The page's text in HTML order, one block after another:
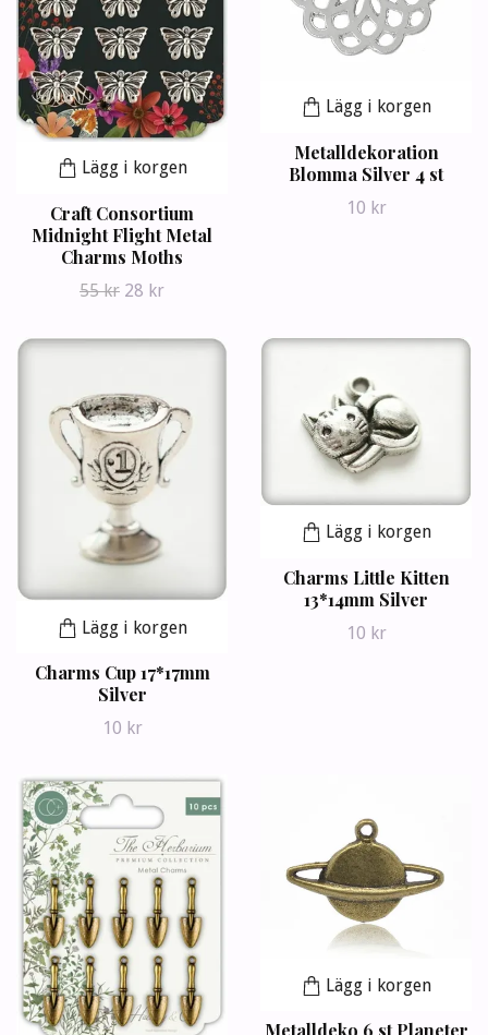
Lägg i korgen
Craft Consortium
Midnight Flight Metal
Charms Moths
55 kr 28 kr
Lägg i korgen
Metalldekoration
Blomma Silver 4 st
10 kr
Lägg i korgen
Charms Cup 17*17mm
Silver
10 kr
Lägg i korgen
Charms Little Kitten
13*14mm Silver
10 kr
Lägg i korgen
Metalldeko 6 st Planeter